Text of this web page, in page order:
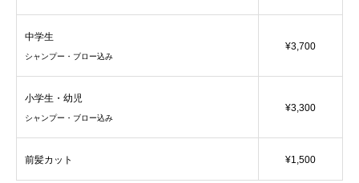
中学生
シャンプー・ブロー込み
¥3,700
小学生・幼児
シャンプー・ブロー込み
¥3,300
前髪カット ¥1,500